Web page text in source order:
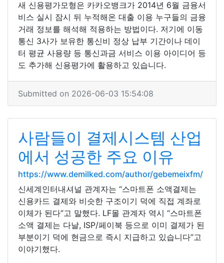
새 신용평가모형은 카카오뱅크가 2014년 6월 금융서
비스 실시 잠시 뒤 누적해온 대출 이용 누구들의 금융
거래 정보를 해석해 적용하는 방법이다. 저기에 이동
통신 3사가 보유한 통신비 정상 납부 기간이나 데이
터 평균 사용량 등 통신과금 서비스 이용 아이디어 등
도 추가해 신용평가에 활용하고 있습니다.
Submitted on 2026-06-03 15:54:08
사람들이 결제시스템 산업
에서 성공한 주요 이유
https://www.demilked.com/author/gebemeixfm/
신세계인터내셔널 관계자는 “스마트폰 소액결제는
신용카드 결제와 비슷한 구조이기 덕에 직접 계좌로
이체가 된다”고 말했다. LF몰 관계자 역시 “스마트폰
소액 결제는 다날, ISP/페이북 등으로 이미 결제가 된
부분이기 덕에 현금으로 즉시 지급하고 있습니다”고
이야기했다.